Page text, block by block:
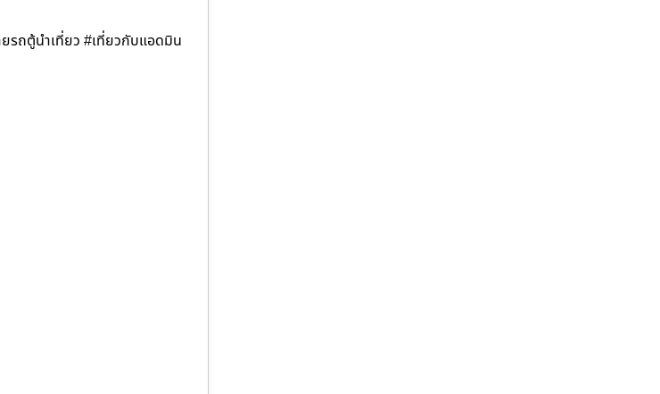
รถตู้นำเที่ยว #เที่ยวกับแอดมิน